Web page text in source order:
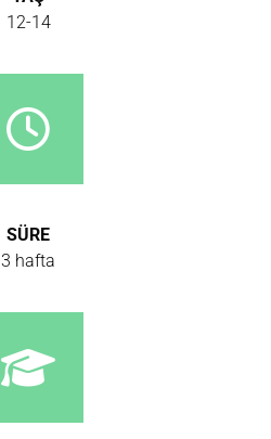
12-14
SÜRE
3 hafta